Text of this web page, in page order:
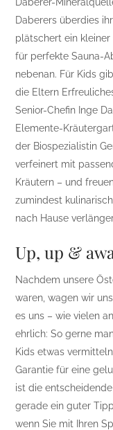
Daberers überdies
plätschert ein
für perfekte Sauna-
nebenan. Für Kids
die Eltern
Senior-Chefin Inge
Elemente-
der Biospezialistin
verfeinert mit
Kräutern – und
zumindest
nach Hause
Up, up &
Nachdem unsere
waren, wagen wir
es uns – wie vielen
ehrlich: So gerne
Kids etwas
Garantie für eine
ist die
gerade ein guter
wenn Sie mit Ihren